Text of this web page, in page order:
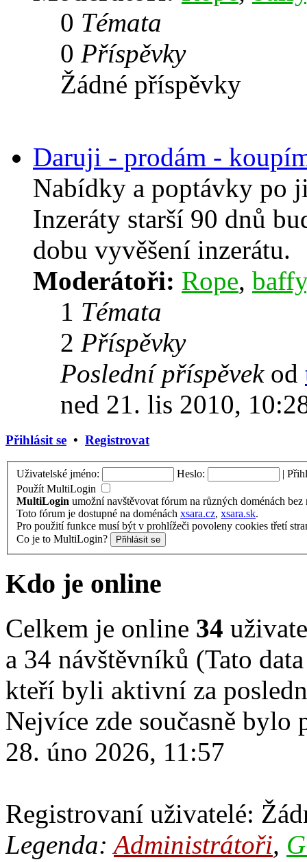
0 Témata
0 Příspěvky
Žádné příspěvky
Daruji - prodám -
Nabídky a poptávky po
Inzeráty starší 90 dnů
dobu vyvěšení inzerátu.
Moderátoři: Rope, baffy
1 Témata
2 Příspěvky
Poslední příspěvekod
ned 21. lis 2010,
Přihlásit se • Registrovat
Uživatelské jméno: Heslo: |
Použít MultiLogin
MultiLogin umožní navštěvovat fórum na různých doménách
Toto fórum je dostupné na doménách xsara.cz, xsara.sk.
Pro použití funkce musí být v prohlížeči povoleny cookies třetí
Co je to MultiLogin?
Kdo je online
Celkem je online 34
a 34 návštěvníků (Tato
kteří byli aktivní za
Nejvíce zde současně
28. úno 2026, 11:57
Registrovaní uživatelé:
Legenda:Administrátoři,